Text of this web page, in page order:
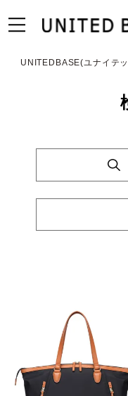
UNITEDBASE(ユナイテ